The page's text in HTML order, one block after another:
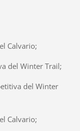
Calvario;
del Winter Trail;
del Winter
Calvario;